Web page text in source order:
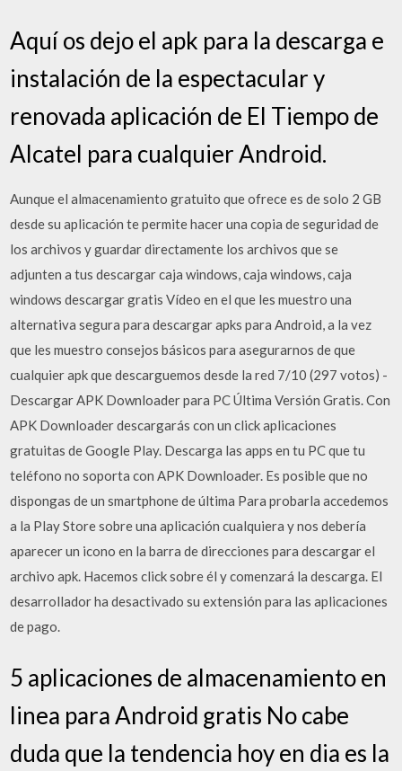
Aquí os dejo el apk para la descarga e
instalación de la espectacular y
renovada aplicación de El Tiempo de
Alcatel para cualquier Android.
Aunque el almacenamiento gratuito que ofrece es de solo 2 GB
desde su aplicación te permite hacer una copia de seguridad de
los archivos y guardar directamente los archivos que se
adjunten a tus descargar caja windows, caja windows, caja
windows descargar gratis Vídeo en el que les muestro una
alternativa segura para descargar apks para Android, a la vez
que les muestro consejos básicos para asegurarnos de que
cualquier apk que descarguemos desde la red 7/10 (297 votos) -
Descargar APK Downloader para PC Última Versión Gratis. Con
APK Downloader descargarás con un click aplicaciones
gratuitas de Google Play. Descarga las apps en tu PC que tu
teléfono no soporta con APK Downloader. Es posible que no
dispongas de un smartphone de última Para probarla accedemos
a la Play Store sobre una aplicación cualquiera y nos debería
aparecer un icono en la barra de direcciones para descargar el
archivo apk. Hacemos click sobre él y comenzará la descarga. El
desarrollador ha desactivado su extensión para las aplicaciones
de pago.
5 aplicaciones de almacenamiento en
linea para Android gratis No cabe
duda que la tendencia hoy en dia es la